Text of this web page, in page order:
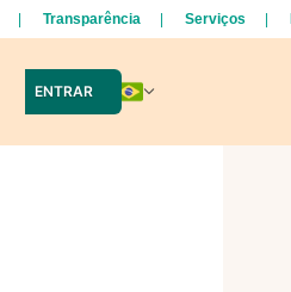
Transparência Serviços
ENTRAR